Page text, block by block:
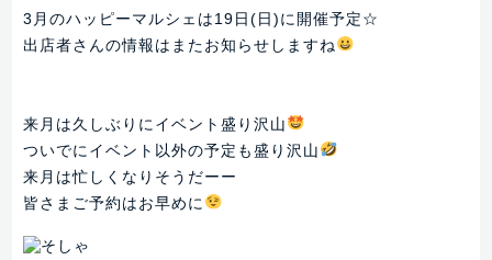
3月のハッピーマルシェは19日(日)に開催予定☆
出店者さんの情報はまたお知らせしますね
来月は久しぶりにイベント盛り沢山
ついでにイベント以外の予定も盛り沢山
来月は忙しくなりそうだーー
皆さまご予約はお早めに